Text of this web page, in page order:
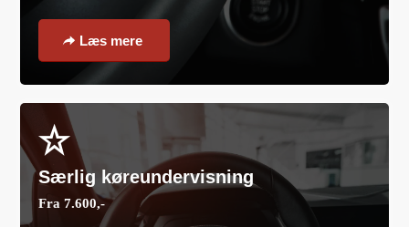
Læs mere
Særlig køreundervisning
Fra 7.600,-